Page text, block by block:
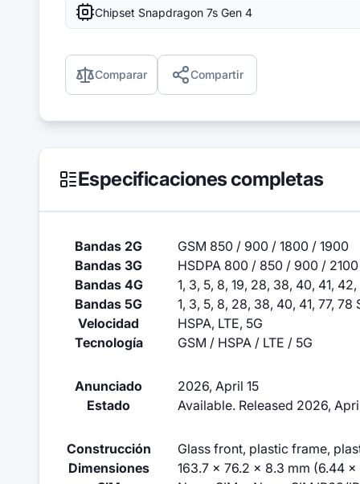
Chipset Snapdragon 7s Gen 4
Comparar Compartir
Especificaciones completas
Bandas 2G
GSM 850 / 900 / 1800 / 1900
Bandas 3G
HSDPA 800 / 850 / 900 / 2100
Bandas 4G
1, 3, 5, 8, 19, 28, 38, 40, 41,
Bandas 5G
1, 3, 5, 8, 28, 38, 40, 41, 77, 78
Velocidad
HSPA, LTE, 5G
Tecnología
GSM / HSPA / LTE / 5G
Anunciado
2026, April 15
Estado
Available. Released 2026,
Construcción
Glass front, plastic frame,
Dimensiones
163.7 x 76.2 x 8.3 mm (6.44